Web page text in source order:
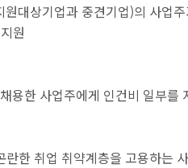
대상기업과 중견기업)의 사업
원
용한 사업주에게 인건비 일부를
한 취업 취약계층을 고용하는